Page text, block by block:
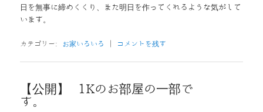
日を無事に締めくくり、また明日を作ってくれるような気がして
います。
カテゴリー: お家いろいろ コメントを残す
【公開】 1Kのお部屋の一部で
す。